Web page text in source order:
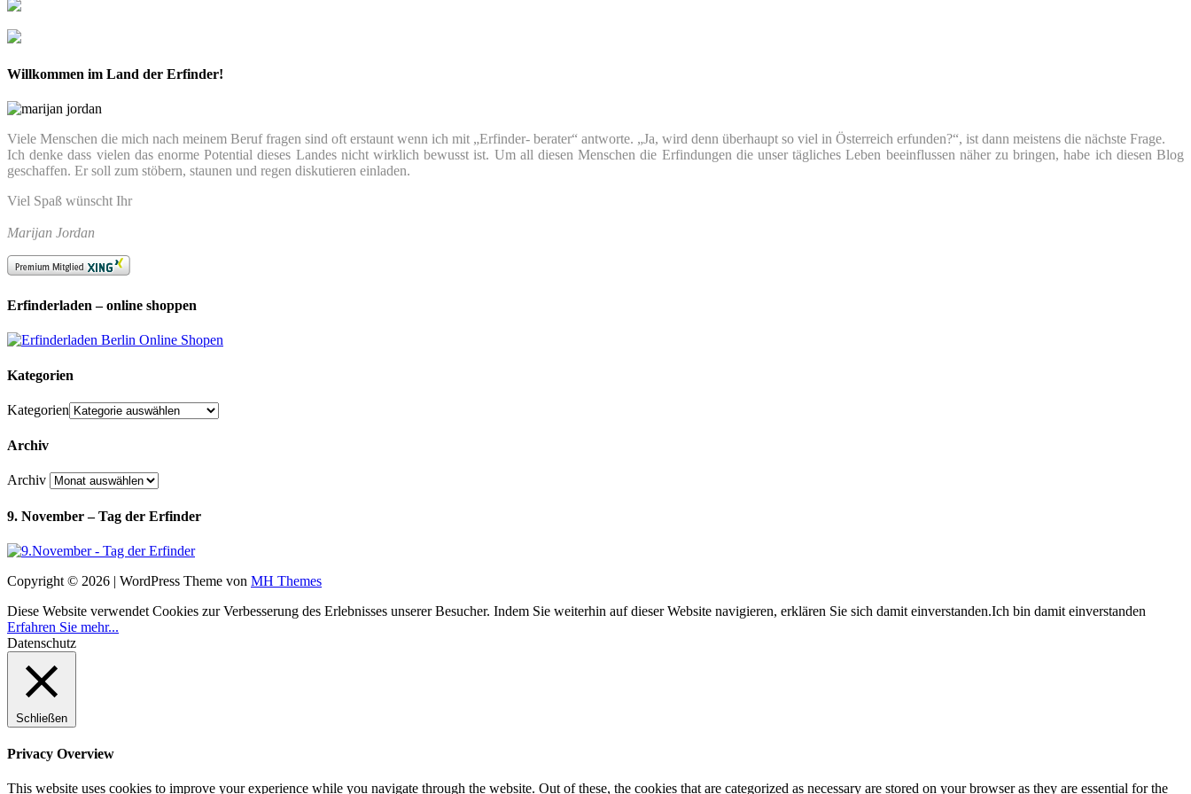
Willkommen im Land der Erfinder!
Viele Menschen die mich nach meinem Beruf fragen sind oft erstaunt wenn ich mit „Erfinder- berater“ antworte. „Ja, wird denn überhaupt so viel in Österreich erfunden?“, ist dann meistens die nächste Frage.
Ich denke dass vielen das enorme Potential dieses Landes nicht wirklich bewusst ist. Um all diesen Menschen die Erfindungen die unser tägliches Leben beeinflussen näher zu bringen, habe ich diesen Blog
geschaffen. Er soll zum stöbern, staunen und regen diskutieren einladen.
Viel Spaß wünscht Ihr
Marijan Jordan
Erfinderladen – online shoppen
Kategorien
Kategorien
Archiv
Archiv
9. November – Tag der Erfinder
Copyright © 2026 | WordPress Theme von MH Themes
Diese Website verwendet Cookies zur Verbesserung des Erlebnisses unserer Besucher. Indem Sie weiterhin auf dieser Website navigieren, erklären Sie sich damit einverstanden.Ich bin damit einverstanden
Erfahren Sie mehr...
Datenschutz
Schließen
Privacy Overview
This website uses cookies to improve your experience while you navigate through the website. Out of these, the cookies that are categorized as necessary are stored on your browser as they are essential for the